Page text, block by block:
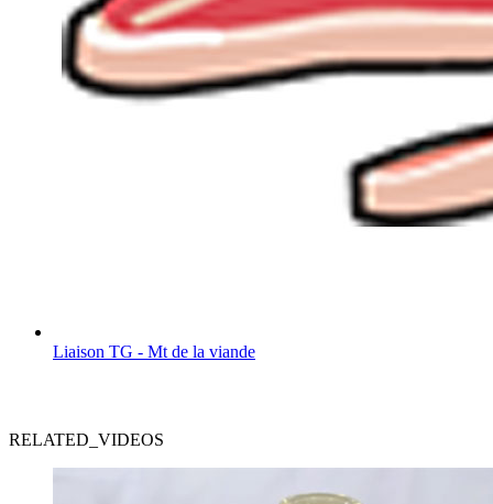
Liaison TG - Mt de la viande
RELATED_VIDEOS